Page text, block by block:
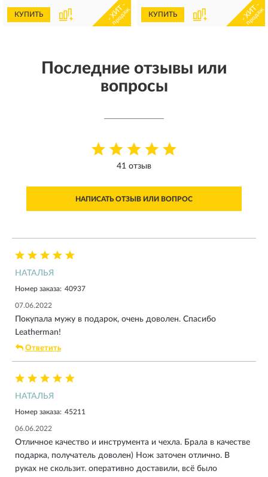
КУПИТЬ - ХИТ -
продаж КУПИТЬ - ХИТ -
продаж
Последние отзывы или
вопросы
41 отзыв
НАПИСАТЬ ОТЗЫВ ИЛИ ВОПРОС
НАТАЛЬЯ
Номер заказа: 40937
07.06.2022
Покупала мужу в подарок, очень доволен. Спасибо
Leatherman!
Ответить
НАТАЛЬЯ
Номер заказа: 45211
06.06.2022
Отличное качество и инструмента и чехла. Брала в качестве
подарка, получатель доволен) Нож заточен отлично. В
руках не скользит. оперативно доставили, всё было